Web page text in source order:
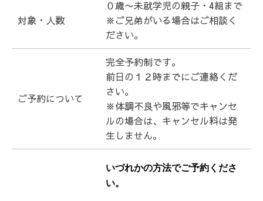
対象・人数
０歳〜未就学児の親子・4組まで
※ご兄弟がいる場合はご相談く
ださい。
ご予約について
完全予約制です。
前日の１２時までにご連絡くだ
さい。
※体調不良や風邪等でキャンセ
ルの場合は、キャンセル料は発
生しません。
いづれかの方法でご予約くださ
い。